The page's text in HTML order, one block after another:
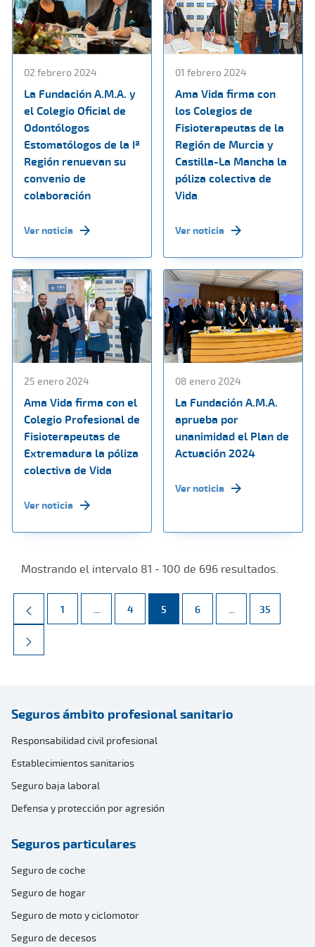
02 febrero 2024
La Fundación A.M.A. y
el Colegio Oficial de
Odontólogos
Estomatólogos de la Iª
Región renuevan su
convenio de
colaboración
Ver noticia
01 febrero 2024
Ama Vida firma con
los Colegios de
Fisioterapeutas de la
Región de Murcia y
Castilla-La Mancha la
póliza colectiva de
Vida
Ver noticia
25 enero 2024
Ama Vida firma con el
Colegio Profesional de
Fisioterapeutas de
Extremadura la póliza
colectiva de Vida
Ver noticia
08 enero 2024
La Fundación A.M.A.
aprueba por
unanimidad el Plan de
Actuación 2024
Ver noticia
Mostrando el intervalo 81 - 100 de 696 resultados.
Página
1 ... Páginas intermedias Use TAB para desplazarse.
Página
4 Página
5 Página
6 ... Páginas
Página
35
Seguros ámbito profesional sanitario
Responsabilidad civil profesional
Establecimientos sanitarios
Seguro baja laboral
Defensa y protección por agresión
Seguros particulares
Seguro de coche
Seguro de hogar
Seguro de moto y ciclomotor
Seguro de decesos